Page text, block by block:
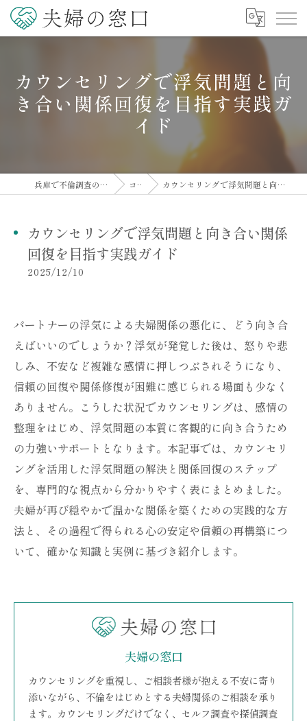
カウンセリングで浮気問題と向
き合い関係回復を目指す実践ガ
イド
兵庫で不倫調査の相談なら夫婦の窓口 コラム カウンセリングで浮気問題と向き合い関係回復を目指す実践ガイド
カウンセリングで浮気問題と向き合い関係
回復を目指す実践ガイド
2025/12/10
パートナーの浮気による夫婦関係の悪化に、どう向き合
えばいいのでしょうか？浮気が発覚した後は、怒りや悲
しみ、不安など複雑な感情に押しつぶされそうになり、
信頼の回復や関係修復が困難に感じられる場面も少なく
ありません。こうした状況でカウンセリングは、感情の
整理をはじめ、浮気問題の本質に客観的に向き合うため
の力強いサポートとなります。本記事では、カウンセリ
ングを活用した浮気問題の解決と関係回復のステップ
を、専門的な視点から分かりやすく表にまとめました。
夫婦が再び穏やかで温かな関係を築くための実践的な方
法と、その過程で得られる心の安定や信頼の再構築につ
いて、確かな知識と実例に基づき紹介します。
夫婦の窓口
カウンセリングを重視し、ご相談者様が抱える不安に寄り
添いながら、不倫をはじめとする夫婦関係のご相談を承り
ます。カウンセリングだけでなく、セルフ調査や探偵調査